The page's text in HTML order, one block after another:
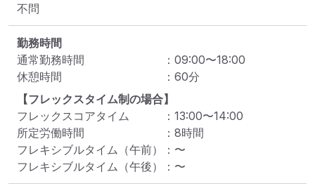
不問
勤務時間
通常勤務時間
： 09:00〜18:00
休憩時間
： 60分
【フレックスタイム制の場合】
フレックスコアタイム
： 13:00〜14:00
所定労働時間
： 8時間
フレキシブルタイム（午前）
： 〜
フレキシブルタイム（午後）
： 〜